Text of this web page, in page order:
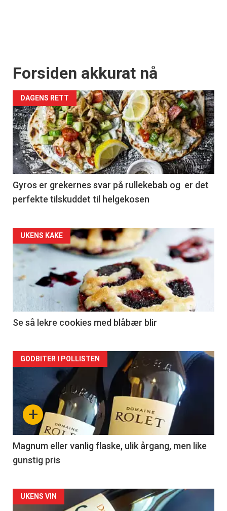
Forsiden akkurat nå
DAGENS RETT
Gyros er grekernes svar på rullekebab og er det
perfekte tilskuddet til helgekosen
Forsiden
akkurat
nå
2
UKENS KAKE
Se så lekre cookies med blåbær blir
Forsiden
akkurat
nå
3
+
GODBITER I POLLISTEN
Magnum eller vanlig flaske, ulik årgang, men like
gunstig pris
Forsiden
UKENS VIN